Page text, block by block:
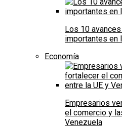
Los 10
importantes en
Economía
Empresarios
el comercio y
Venezuela